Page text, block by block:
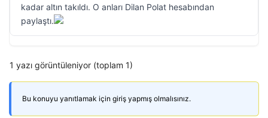
kadar altın takıldı. O anları Dilan Polat hesabından
paylaştı.
1 yazı görüntüleniyor (toplam 1)
Bu konuyu yanıtlamak için giriş yapmış olmalısınız.